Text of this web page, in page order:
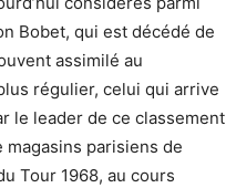
Bobet, qui est décédé de
assimilé au
régulier, celui qui arrive
le leader de ce classement
parisiens de
Tour 1968, au cours